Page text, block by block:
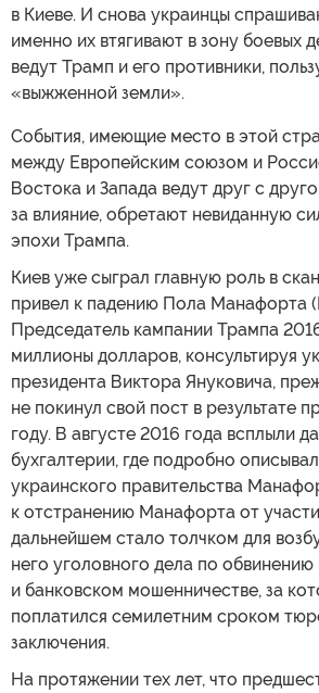
в Киеве. И снова украинцы
именно их втягивают в зону боевых
ведут Трамп и его противники,
«выжженной земли».
События, имеющие место в этой
между Европейским союзом и
Востока и Запада ведут друг с
за влияние, обретают невиданную
эпохи Трампа.
Киев уже сыграл главную роль в
привел к падению Пола Манафорта
Председатель кампании Трампа
миллионы долларов, консультируя
президента Виктора Януковича,
не покинул свой пост в результате
году. В августе 2016 года всплыли
бухгалтерии, где подробно
украинского правительства
к отстранению Манафорта от
дальнейшем стало толчком для
него уголовного дела по обвинению
и банковском мошенничестве, за
поплатился семилетним сроком
заключения.
На протяжении тех лет, что